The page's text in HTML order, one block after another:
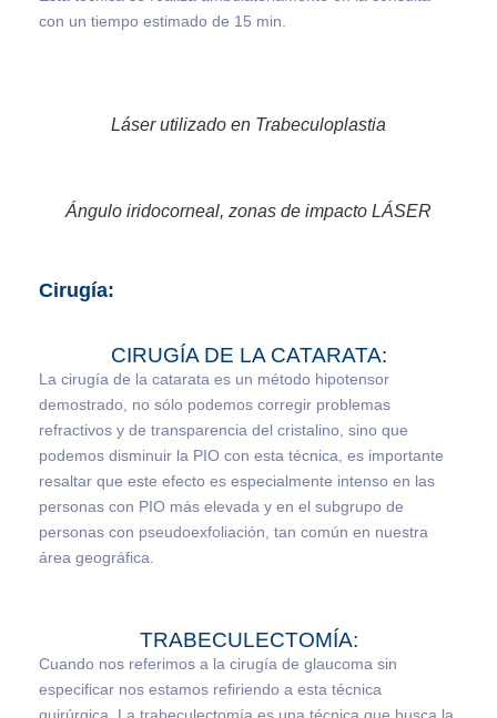
con un tiempo estimado de 15 min.
Láser utilizado en Trabeculoplastia
Ángulo iridocorneal, zonas de impacto LÁSER
Cirugía:
CIRUGÍA DE LA CATARATA:
La cirugía de la catarata es un método hipotensor
demostrado, no sólo podemos corregir problemas
refractivos y de transparencia del cristalino, sino que
podemos disminuir la PIO con esta técnica, es importante
resaltar que este efecto es especialmente intenso en las
personas con PIO más elevada y en el subgrupo de
personas con pseudoexfoliación, tan común en nuestra
área geográfica.
TRABECULECTOMÍA:
Cuando nos referimos a la cirugía de glaucoma sin
especificar nos estamos refiriendo a esta técnica